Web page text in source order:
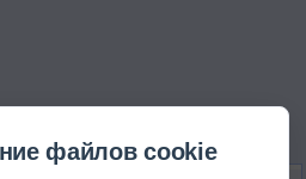
файлов cookie